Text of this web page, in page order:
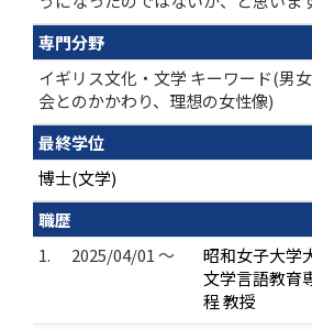
専門分野
イギリス文化・文学 キーワード(男
会とのかかわり、理想の女性像)
最終学位
博士(文学)
職歴
1.
2025/04/01 ～
昭和女子大学
文学言語教
程 教授